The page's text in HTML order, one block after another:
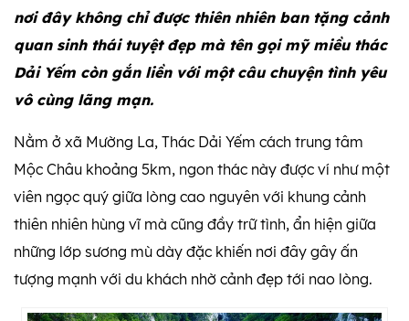
nơi đây không chỉ được thiên nhiên ban tặng cảnh
quan sinh thái tuyệt đẹp mà tên gọi mỹ miều thác
Dải Yếm còn gắn liền với một câu chuyện tình yêu
vô cùng lãng mạn.
Nằm ở xã Mường La, Thác Dải Yếm cách trung tâm
Mộc Châu khoảng 5km, ngon thác này được ví như một
viên ngọc quý giữa lòng cao nguyên với khung cảnh
thiên nhiên hùng vĩ mà cũng đầy trữ tình, ẩn hiện giữa
những lớp sương mù dày đặc khiến nơi đây gây ấn
tượng mạnh với du khách nhờ cảnh đẹp tới nao lòng.